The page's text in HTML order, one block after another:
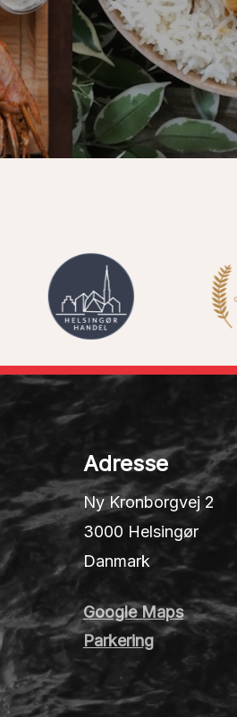
Adresse
Ny Kronborgvej 2
3000 Helsingør
Danmark
Google Maps
Parkering